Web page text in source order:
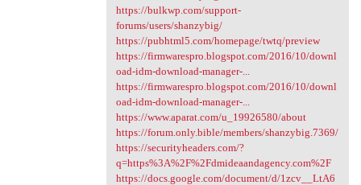
https://bulkwp.com/support-
forums/users/shanzybig/
https://pubhtml5.com/homepage/twtq/preview
https://firmwarespro.blogspot.com/2016/10/downl
oad-idm-download-manager-...
https://firmwarespro.blogspot.com/2016/10/downl
oad-idm-download-manager-...
https://www.aparat.com/u_19926580/about
https://forum.only.bible/members/shanzybig.7369/
https://securityheaders.com/?
q=https%3A%2F%2Fdmideaandagency.com%2F
https://docs.google.com/document/d/1zcv__LtA6